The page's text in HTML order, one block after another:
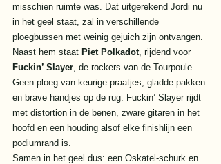
misschien ruimte was. Dat uitgerekend Jordi nu
in het geel staat, zal in verschillende
ploegbussen met weinig gejuich zijn ontvangen.
Naast hem staat Piet Polkadot , rijdend voor
Fuckin’ Slayer , de rockers van de Tourpoule.
Geen ploeg van keurige praatjes, gladde pakken
en brave handjes op de rug. Fuckin’ Slayer rijdt
met distortion in de benen, zware gitaren in het
hoofd en een houding alsof elke finishlijn een
podiumrand is.
Samen in het geel dus: een Oskatel-schurk en